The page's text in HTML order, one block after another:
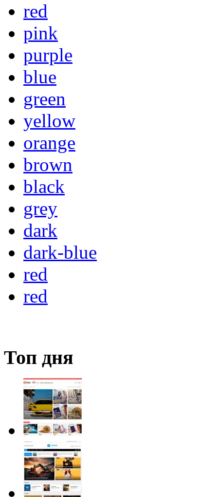
red
pink
purple
blue
green
yellow
orange
brown
black
grey
dark
dark-blue
red
red
Топ дня